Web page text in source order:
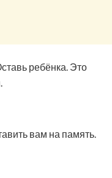
ребёнка. Это
вам на память.